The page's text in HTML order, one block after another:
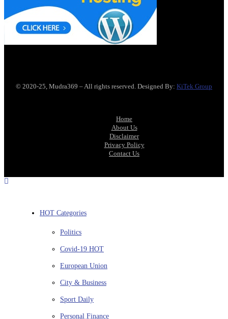
© 2020-25, Mudra369 – All rights reserved. Designed By: KiTek Group
Home
About Us
Disclaimer
Privacy Policy
Contact Us
HOT Categories
Politics
Covid-19 HOT
European Union
City & Business
Sport Daily
Personal Finance